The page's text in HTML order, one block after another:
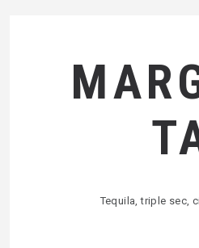
Tequila, triple sec,